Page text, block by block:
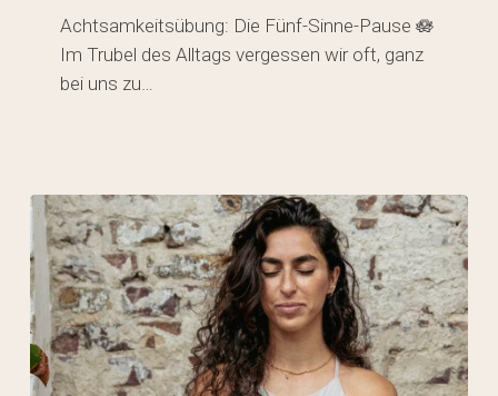
Achtsamkeitsübung: Die Fünf-Sinne-Pause 🪷
Im Trubel des Alltags vergessen wir oft, ganz
bei uns zu…